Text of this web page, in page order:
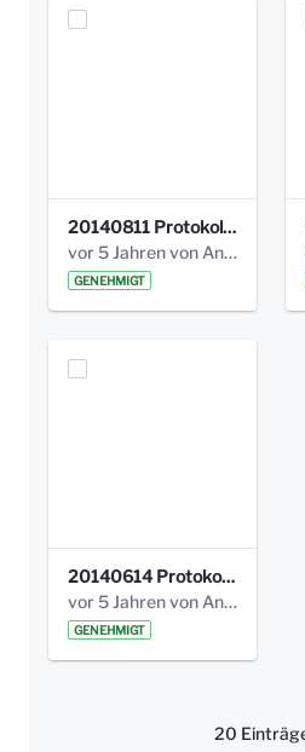
20140811 Protokoll Park am Gesundheitsamt 02.pdf
vor 5 Jahren von Anni Schlumberger
GENEHMIGT
20140614 Protokoll Park Am Gesundheitsamt 00.pdf
vor 5 Jahren von Anni Schlumberger
GENEHMIGT
20
Pro